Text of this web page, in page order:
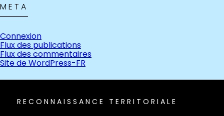
META
Connexion
Flux des publications
Flux des commentaires
Site de WordPress-FR
RECONNAISSANCE TERRITORIALE